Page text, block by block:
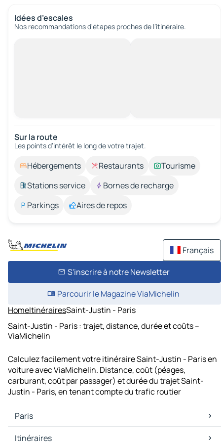
Idées d’escales
Nos recommandations d'étapes proches de l’itinéraire.
Sur la route
Les points d’intérêt le long de votre trajet.
Hébergements Restaurants
Tourisme
Stations service
Bornes de recharge
Parkings
Aires de repos
Français
S'inscrire à notre Newsletter
Parcourir le Magazine ViaMichelin
HomeItinérairesSaint-Justin - Paris
Saint-Justin - Paris : trajet, distance, durée et coûts –
ViaMichelin
Calculez facilement votre itinéraire Saint-Justin - Paris en
voiture avec ViaMichelin. Distance, coût (péages,
carburant, coût par passager) et durée du trajet Saint-
Justin - Paris, en tenant compte du trafic routier
Paris
Paris Cartes et plans
Itinéraires